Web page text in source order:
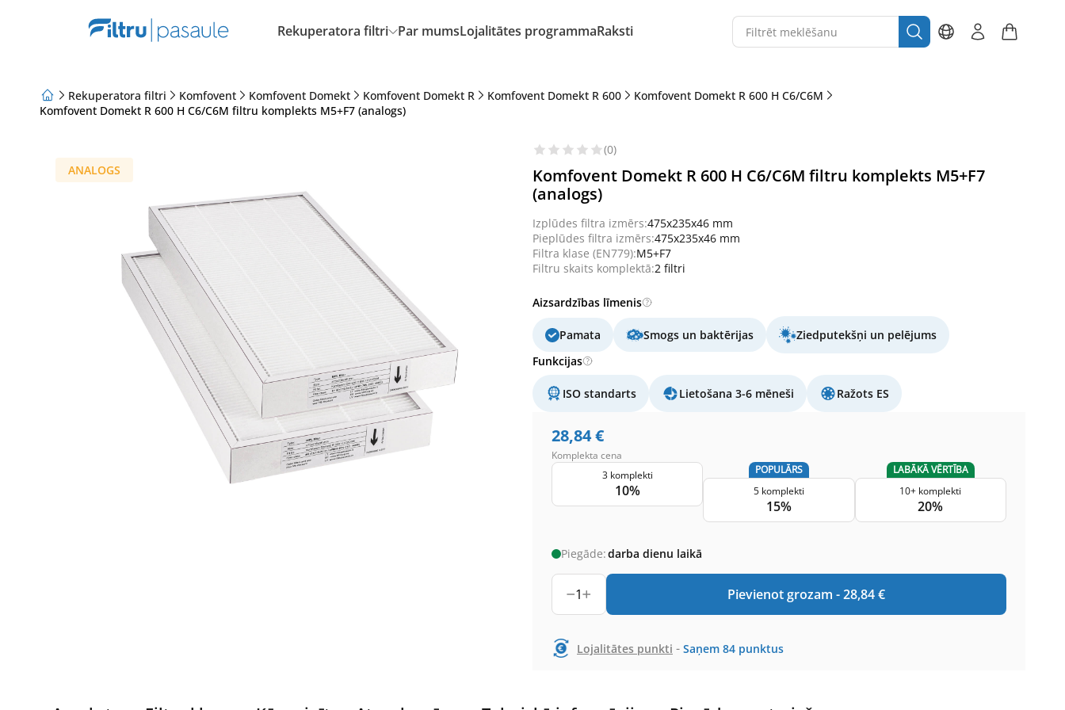
Rekuperatora filtri Par mumsLojalitātes programmaRaksti
Par mums
Rekuperatora filtri Komfovent Komfovent Domekt Komfovent Domekt R Komfovent Domekt R 600
Komfovent Domekt R 600 H C6/C6M
Komfovent Domekt R 600 H C6/C6M filtru komplekts M5+F7 (analogs)
ANALOGS
(0)
Komfovent Domekt R 600 H C6/C6M filtru komplekts M5+F7
(analogs)
Izplūdes filtra izmērs:475x235x46 mm
Pieplūdes filtra izmērs:475x235x46 mm
Filtra klase (EN779):M5+F7
Filtru skaits komplektā:2 filtri
Aizsardzības līmenis
Pamata Smogs un baktērijas
Ziedputekšņi un pelējums
Funkcijas
ISO standarts Lietošana 3-6 mēneši Ražots ES
28,84€
Komplekta cena
3 komplekti
10%
POPULĀRS
5 komplekti
15%
LABĀKĀ VĒRTĪBA
10+ komplekti
20%
Piegāde:darba dienu laikā
1 Pievienot grozam -28,84€
Lojalitātes punkti - Saņem 84 punktus